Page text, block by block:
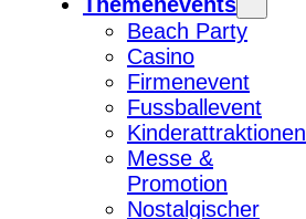
Beach Party
Casino
Firmenevent
Fussballevent
Kinderattraktionen
Messe &
Promotion
Nostalgischer